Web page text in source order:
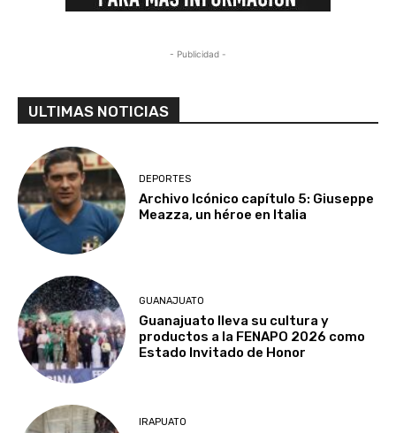
- Publicidad -
ULTIMAS NOTICIAS
DEPORTES
Archivo Icónico capítulo 5: Giuseppe
Meazza, un héroe en Italia
GUANAJUATO
Guanajuato lleva su cultura y
productos a la FENAPO 2026 como
Estado Invitado de Honor
IRAPUATO